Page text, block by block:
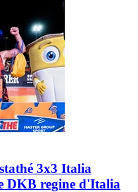
3x3 Italia
DKB regine d'Italia